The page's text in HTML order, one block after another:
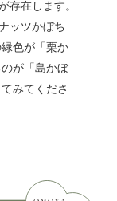
存在します。
ッツかぼち
色が「栗か
が「島かぼ
みてくださ